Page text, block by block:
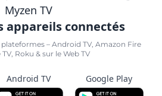
Myzen TV
appareils connectés
– Android TV, Amazon Fire
TV, Roku & sur le Web TV
Android TV Google Play